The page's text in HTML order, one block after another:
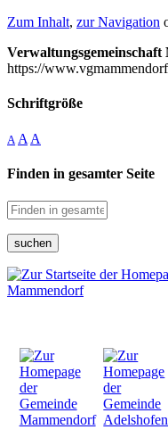
Zum Inhalt, zur Navigation
https://
Schriftgröße
A A A
Finden in gesamter Seite
suchen